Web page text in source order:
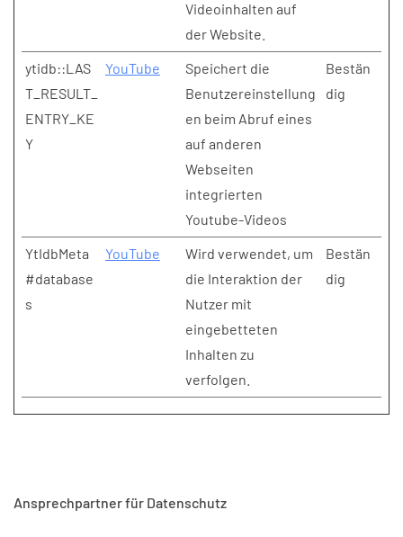
Videoinhalten auf
der Website.
ytidb::LAS
T_RESULT_
ENTRY_KE
Y
YouTube
Speichert die
Benutzereinstellung
en beim Abruf eines
auf anderen
Webseiten
integrierten
Youtube-Videos
Bestän
dig
YtIdbMeta
#database
s
YouTube
Wird verwendet, um
die Interaktion der
Nutzer mit
eingebetteten
Inhalten zu
verfolgen.
Bestän
dig
Ansprechpartner für Datenschutz